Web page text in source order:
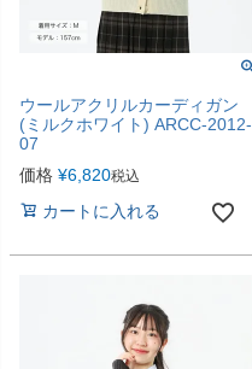
ウールアクリルカーディガン
(ミルクホワイト) ARCC-2012-
07
価格 ¥6,820税込
カートに入れる